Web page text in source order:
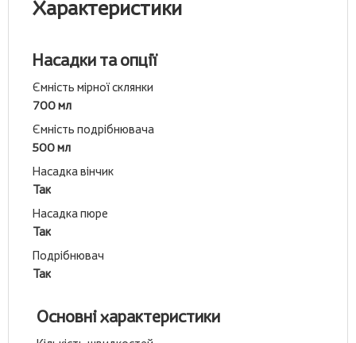
Характеристики
Насадки та опції
Ємність мірної склянки
700 мл
Ємність подрібнювача
500 мл
Насадка вінчик
Так
Насадка пюре
Так
Подрібнювач
Так
Основні характеристики